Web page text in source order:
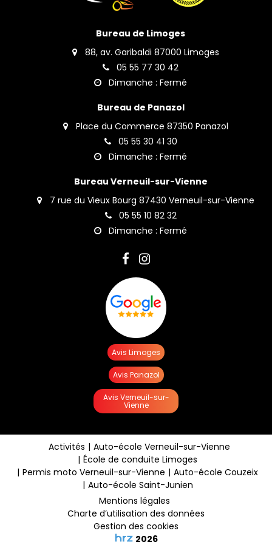
Bureau de Limoges
88, av. Garibaldi 87000 Limoges
05 55 77 30 42
Dimanche : Fermé
Bureau de Panazol
Place du Commerce 87350 Panazol
05 55 30 41 30
Dimanche : Fermé
Bureau Verneuil-sur-Vienne
7 rue du Vieux Bourg 87430 Verneuil-sur-Vienne
05 55 10 82 32
Dimanche : Fermé
Avis Limoges
Avis Panazol
Avis Verneuil-sur-
Vienne
Activités
Auto-école Verneuil-sur-Vienne
École de conduite Limoges
Permis moto Verneuil-sur-Vienne
Auto-école Couzeix
Auto-école Saint-Junien
Mentions légales
Charte d’utilisation des données
Gestion des cookies
2026